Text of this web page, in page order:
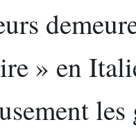
» en